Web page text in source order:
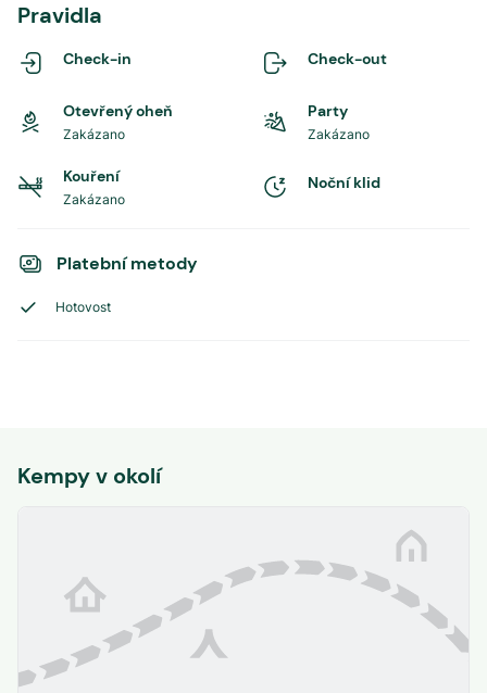
Pravidla
Check-in Check-out
Otevřený oheň
Zakázano
Party
Zakázano
Kouření
Zakázano
Noční klid
Platební metody
Hotovost
Kempy v okolí